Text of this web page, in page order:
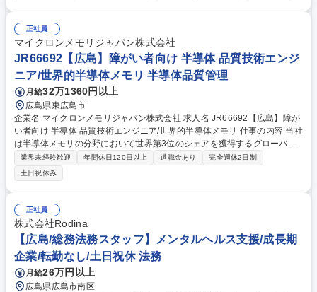
峙できる実践的な環境です。 ・担当案件は1年スパン。じっくり信頼関係
を構築 ・生産、物流、ITなど多角的な改善を実施 ・経営と現場の橋渡し
役としてプロジェクトを牽引します。「現場を知る」あなたの経験が活き
ます。成果を出せば年収2000万円も目指せる、夢のある環境です。 募集
職種 広島/製造業の業務改善コンサルタント◆未経験歓迎/年収１０００万
超可
正社員
マイクロンメモリジャパン株式会社
JR66692【広島】障がい者向け 半導体 品質技術エンジ
ニア/世界的半導体メモリ 半導体品質管理
月給32万1360円以上
広島県東広島市
企業名 マイクロンメモリジャパン株式会社 求人名 JR66692【広島】障が
い者向け 半導体 品質技術エンジニア/世界的半導体メモリ 仕事の内容 当社
は半導体メモリの分野において世界第3位のシェアを獲得するグローバル
メーカーです。今回は、そんな当社の半導体 品質技術エンジニアとして、
下記の業務をお任せ致します。 【詳細】■クリーンルームの環境管理や原
材料品質管理を行い、不良品を未然に防ぐことに取り組む ■原材料品質、
クリーンルーム環境、生産プロセス、生産システム、出荷テストなど、原
材料投入から製品出荷までの製造工程全般を管理し製品品質改善など ■そ
の他、上記に付随する業務など社内外の関係者と、メールや口頭でのコミ
ュニケーションを図ることにより業務を遂行 募集職種 JR66692【広島】
障がい者向け 半導体 品質技術エンジニア/世界的半導体メモリ
業界未経験歓迎 年間休日120日以上 退職金あり
完全週休2日制
土日祝休み
正社員
株式会社Rodina
【広島/総務法務スタッフ】メンタルヘルス支援/成長期
企業/転勤なし/土日祝休 法務
月給26万円以上
広島県広島市南区